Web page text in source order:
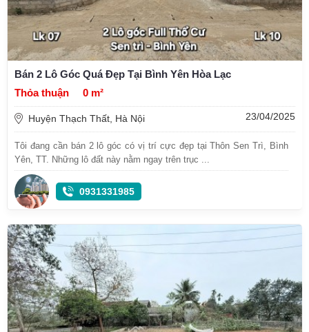
Bán 2 Lô Góc Quá Đẹp Tại Bình Yên Hòa Lạc
Thỏa thuận
0 m²
Huyện Thạch Thất, Hà Nội 23/04/2025
Tôi đang cần bán 2 lô góc có vị trí cực đẹp tại Thôn Sen Trì, Bình
Yên, TT. Những lô đất này nằm ngay trên trục ...
0931331985